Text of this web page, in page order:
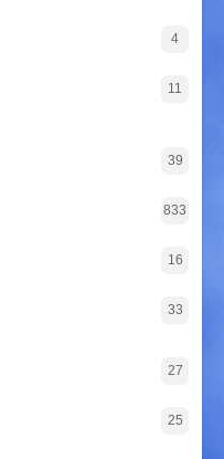
4
11
39
833
16
33
27
25